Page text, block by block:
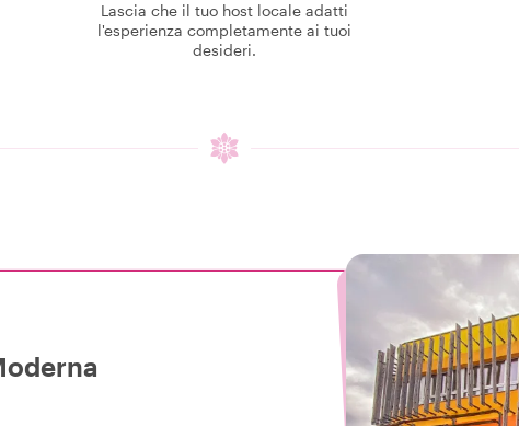
Lascia che il tuo host locale adatti
l'esperienza completamente ai tuoi
desideri.